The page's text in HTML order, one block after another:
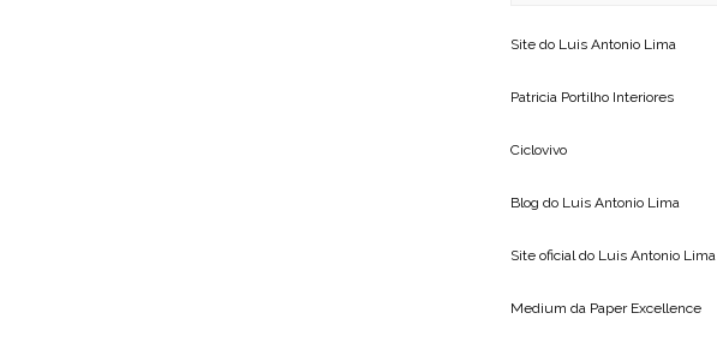
Site do Luis Antonio Lima
Patricia Portilho Interiores
Ciclovivo
Blog do Luis Antonio Lima
Site oficial do Luis Antonio Lima
Medium da Paper Excellence